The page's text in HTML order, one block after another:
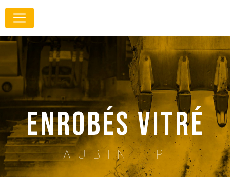
enrobés Vitré
AUBIN TP
Panneau de gestion des cookies